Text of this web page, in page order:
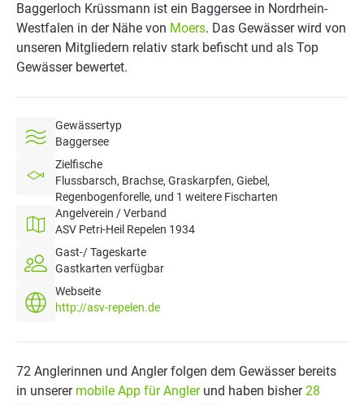
Baggerloch Krüssmann ist ein Baggersee in Nordrhein-
Westfalen in der Nähe von Moers. Das Gewässer wird von
unseren Mitgliedern relativ stark befischt und als Top
Gewässer bewertet.
Gewässertyp
Baggersee
Zielfische
Flussbarsch, Brachse, Graskarpfen, Giebel,
Regenbogenforelle, und 1 weitere Fischarten
Angelverein / Verband
ASV Petri-Heil Repelen 1934
Gast-/ Tageskarte
Gastkarten verfügbar
Webseite
http://asv-repelen.de
72 Anglerinnen und Angler folgen dem Gewässer bereits
in unserer mobile App für Anglerund haben bisher28